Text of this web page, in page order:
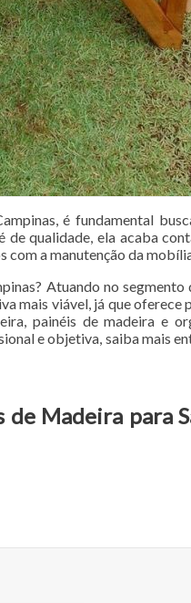
é fundamental
de qualidade, ela acaba
com a manutenção da
Atuando no segmento
mais viável, já que oferece
painéis de madeira e
e objetiva, saiba mais
de Madeira para